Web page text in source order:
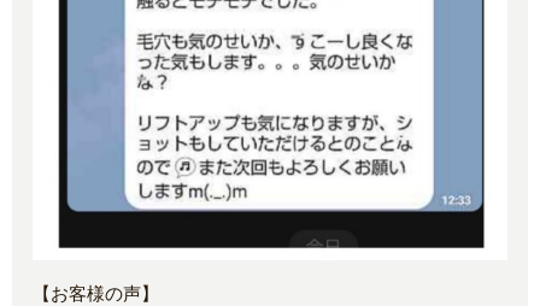
【お客様の声】